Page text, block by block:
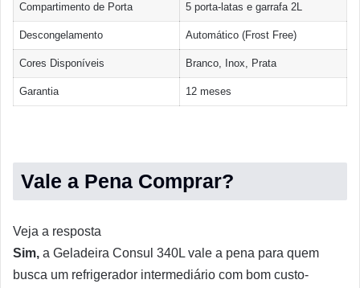
Compartimento de Porta 5 porta-latas e garrafa 2L
Descongelamento Automático (Frost Free)
Cores Disponíveis Branco, Inox, Prata
Garantia 12 meses
Vale a Pena Comprar?
Veja a resposta
Sim, a Geladeira Consul 340L vale a pena para quem
busca um refrigerador intermediário com bom custo-